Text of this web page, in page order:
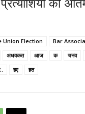
की
Union Election Bar
अधवकत आज क चनव
हए हत